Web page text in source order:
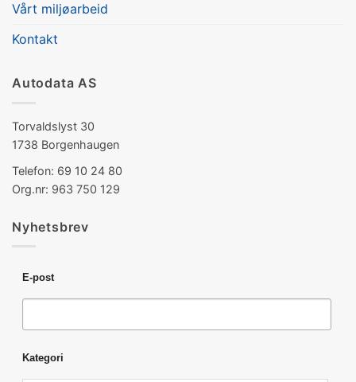
Vårt miljøarbeid
Kontakt
Autodata AS
Torvaldslyst 30
1738 Borgenhaugen
Telefon: 69 10 24 80
Org.nr: 963 750 129
Nyhetsbrev
E-post
Kategori